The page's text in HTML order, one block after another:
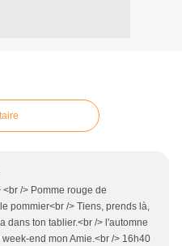
<br /> Pomme rouge de
pommier<br /> Tiens, prends là,
dans ton tablier.<br /> l'automne
end mon Amie.<br /> 16h40